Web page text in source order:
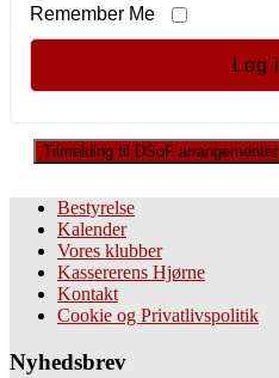
Remember Me
Tilmelding til DSoF arrangementer
Bestyrelse
Kalender
Vores klubber
Kassererens Hjørne
Kontakt
Cookie og Privatlivspolitik
Nyhedsbrev